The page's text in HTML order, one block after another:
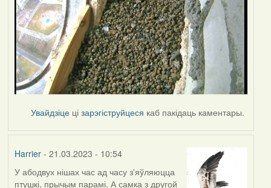
Увайдзіце цізарэгіструйцеся каб пакідаць каментары.
Harrier- 21.03.2023 - 10:54
У абодвух нішах час ад часу з'яўляюцца
птушкі, прычым парамі. А самка з другой